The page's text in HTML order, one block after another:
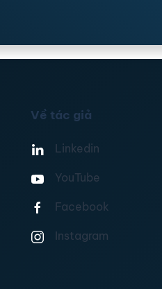
Về tác giả
Linkedin
YouTube
Facebook
Instagram